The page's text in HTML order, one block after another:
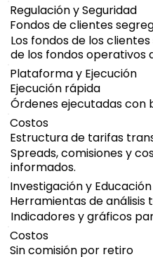
Regulación y Seguridad
Fondos de clientes
Los fondos de los
de los fondos operativos
Plataforma y Ejecución
Ejecución rápida
Órdenes ejecutadas con
Costos
Estructura de tarifas
Spreads, comisiones y
informados.
Investigación y Educación
Herramientas de análisis
Indicadores y gráficos
Costos
Sin comisión por retiro